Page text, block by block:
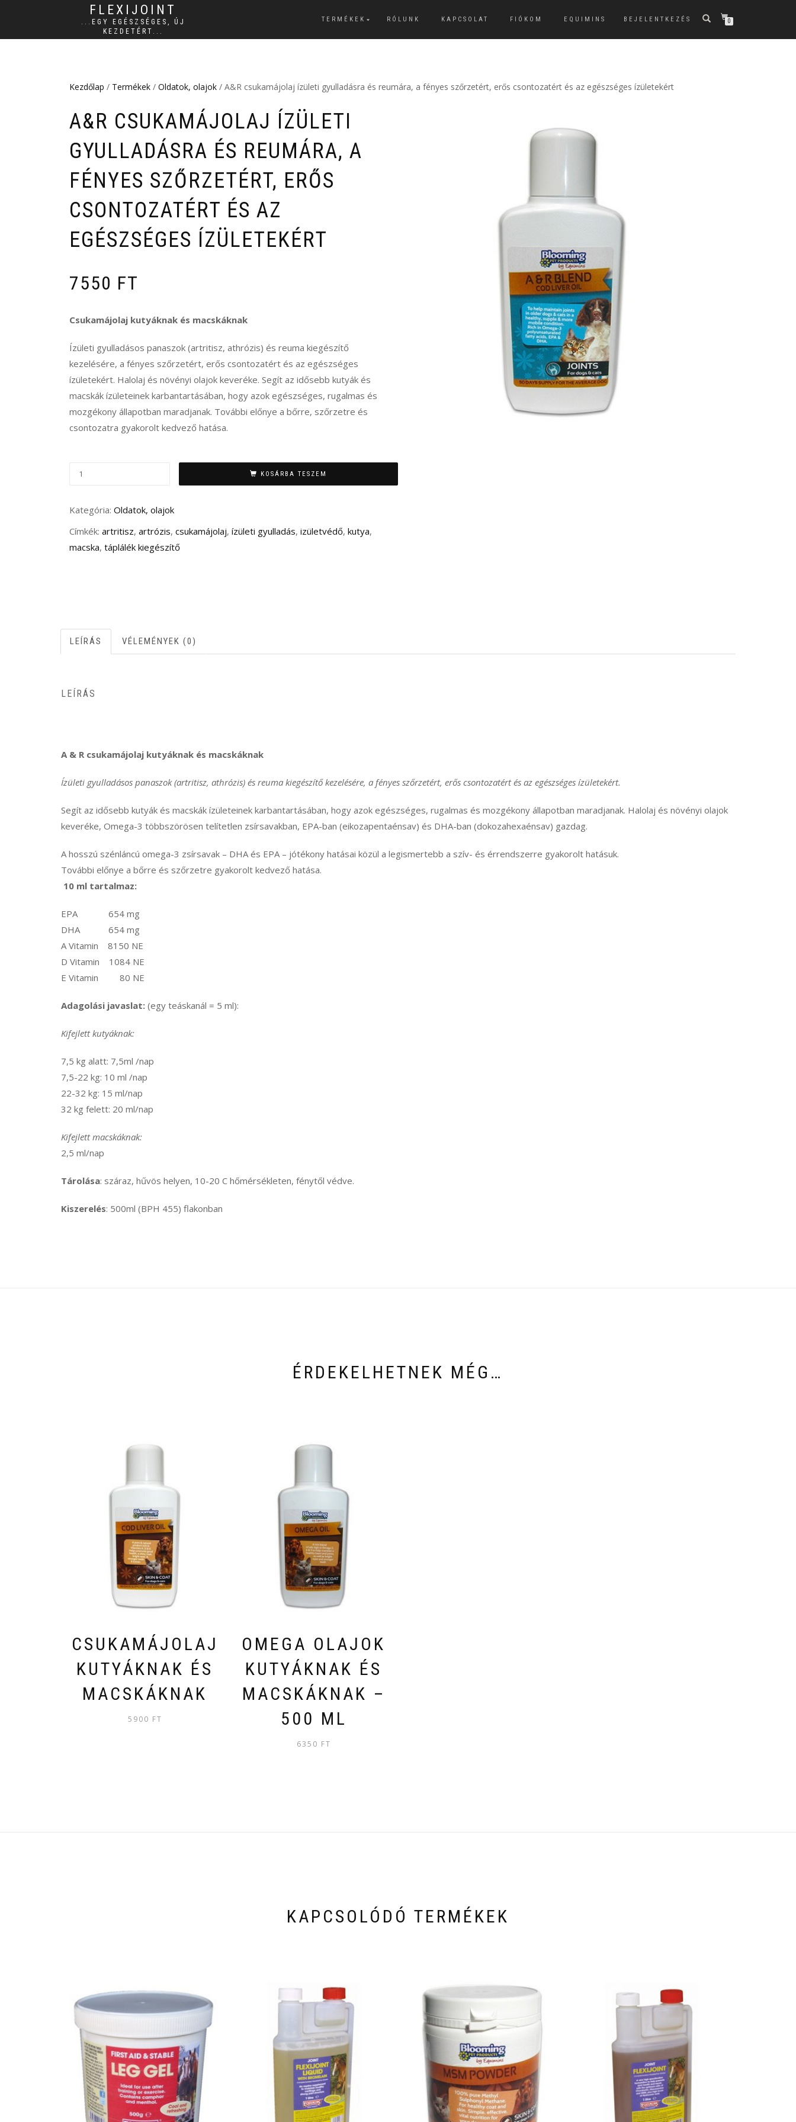
FLEXIJOINT
...EGY EGÉSZSÉGES, ÚJ
KEZDETÉRT...
TERMÉKEK RÓLUNK KAPCSOLAT FIÓKOM EQUIMINS BEJELENTKEZÉS 0
Kezdőlap / Termékek / Oldatok, olajok / A&R csukamájolaj ízületi gyulladásra és reumára, a fényes szőrzetért, erős csontozatért és az egészséges ízületekért
A&R CSUKAMÁJOLAJ ÍZÜLETI
GYULLADÁSRA ÉS REUMÁRA, A
FÉNYES SZŐRZETÉRT, ERŐS
CSONTOZATÉRT ÉS AZ
EGÉSZSÉGES ÍZÜLETEKÉRT
7550 FT
Csukamájolaj kutyáknak és macskáknak
Ízületi gyulladásos panaszok (artritisz, athrózis) és reuma kiegészítő
kezelésére, a fényes szőrzetért, erős csontozatért és az egészséges
ízületekért. Halolaj és növényi olajok keveréke. Segít az idősebb kutyák és
macskák ízületeinek karbantartásában, hogy azok egészséges, rugalmas és
mozgékony állapotban maradjanak. További előnye a bőrre, szőrzetre és
csontozatra gyakorolt kedvező hatása.
A&R
ÉS
REUMÁRA,
CSONTOZATÉRT
EGÉSZSÉGES
KOSÁRBA TESZEM
Kategória: Oldatok, olajok
Címkék: artritisz, artrózis, csukamájolaj, ízületi gyulladás, izületvédő, kutya,
macska, táplálék kiegészítő
LEÍRÁS VÉLEMÉNYEK (0)
LEÍRÁS
A & R csukamájolaj kutyáknak és macskáknak
Ízületi gyulladásos panaszok (artritisz, athrózis) és reuma kiegészítő kezelésére, a fényes szőrzetért, erős csontozatért és az egészséges ízületekért.
Segít az idősebb kutyák és macskák ízületeinek karbantartásában, hogy azok egészséges, rugalmas és mozgékony állapotban maradjanak. Halolaj és növényi olajok
keveréke, Omega-3 többszörösen telítetlen zsírsavakban, EPA-ban (eikozapentaénsav) és DHA-ban (dokozahexaénsav) gazdag.
A hosszú szénláncú omega-3 zsírsavak – DHA és EPA – jótékony hatásai közül a legismertebb a szív- és érrendszerre gyakorolt hatásuk.
További előnye a bőrre és szőrzetre gyakorolt kedvező hatása.
10 ml tartalmaz:
EPA 654 mg
DHA 654 mg
A Vitamin 8150 NE
D Vitamin 1084 NE
E Vitamin 80 NE
Adagolási javaslat: (egy teáskanál = 5 ml):
Kifejlett kutyáknak:
7,5 kg alatt: 7,5ml /nap
7,5-22 kg: 10 ml /nap
22-32 kg: 15 ml/nap
32 kg felett: 20 ml/nap
Kifejlett macskáknak:
2,5 ml/nap
Tárolása: száraz, hűvös helyen, 10-20 C hőmérsékleten, fénytől védve.
Kiszerelés: 500ml (BPH 455) flakonban
ÉRDEKELHETNEK MÉG…
CSUKAMÁJOLAJ
KUTYÁKNAK ÉS
MACSKÁKNAK
5900 FT
OMEGA OLAJOK
KUTYÁKNAK ÉS
MACSKÁKNAK –
500 ML
6350 FT
KAPCSOLÓDÓ TERMÉKEK